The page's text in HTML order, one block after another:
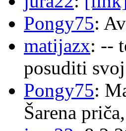
Pongy75:
matijazx: --
posuditi
Pongy75:
Šarena